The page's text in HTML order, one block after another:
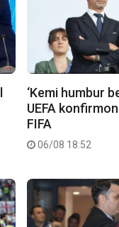
‘Kemi humbur
UEFA
FIFA
06/08 18:52